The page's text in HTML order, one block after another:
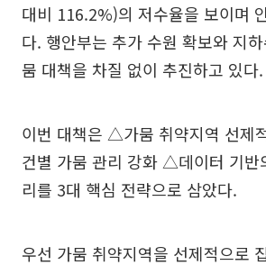
대비 116.2%)의 저수율을 보이며
다. 행안부는 추가 수원 확보와 지
뭄 대책을 차질 없이 추진하고 있다.
이번 대책은 △가뭄 취약지역 선제
건별 가뭄 관리 강화 △데이터 기반
리를 3대 핵심 전략으로 삼았다.
우선 가뭄 취약지역을 선제적으로